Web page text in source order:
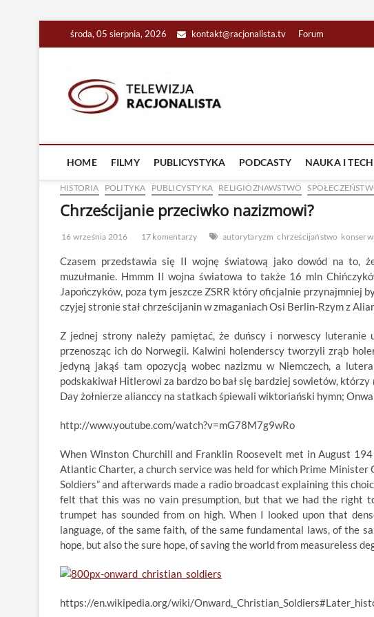
środa, 05 sierpnia, 2026 kontakt@racjonalista.tv Forum
HOME FILMY PUBLICYSTYKA PODCASTY NAUKA I
HISTORIA POLITYKA PUBLICYSTYKA RELIGIOZNAWSTWO
Chrześcijanie przeciwko nazizmowi?
16 września 2016 17 komentarzy autorytaryzm chrześcijaństwo
Czasem przedstawia się II wojnę światową jako dowód na to,
muzułmanie. Hmmm II wojna światowa to także 16 mln
Japończyków, poza tym jeszcze ZSRR który oficjalnie przynajmniej
czyjej stronie stał chrześcijanin w zmaganiach Osi Berlin-Rzym z
Z jednej strony należy pamiętać, że duńscy i norwescy
przenosząc ich do Norwegii. Kalwini holenderscy tworzyli zrąb
jedyną jakąś tam opozycją wobec nazizmu w Niemczech, a
podskakiwał Hitlerowi za bardzo bo bał się bardziej sowietów,
Day żołnierze alianccy na statkach śpiewali wiktoriański hymn;
http://www.youtube.com/watch?v=mG78M7g9wRo
When Winston Churchill and Franklin Roosevelt met in August
Atlantic Charter, a church service was held for which Prime Minister
Soldiers” and afterwards made a radio broadcast explaining this
felt that this was no vain presumption, but that we had the right
trumpet has sounded from on high. When I looked upon that
language, of the same faith, of the same fundamental laws, of the
hope, but also the sure hope, of saving the world from measureless
https://en.wikipedia.org/wiki/